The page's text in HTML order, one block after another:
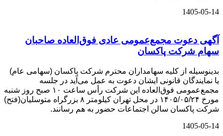
1405-05-14
آگهی دعوت مجمع‌عمومی عادی فوق‌العاده صاحبان
سهام شرکت پاكسان
بدینوسیله از کلیه سهامداران محترم شرکت پاکسان (سهامی عام)
یا نمایندگان قانونی ایشان دعوت به عمل می‌آید در جلسه
مجمع‌عمومی فوق‌العاده این شرکت رأس ساعت ۱۰ صبح روز شنبه
مورخ ۱۴۰۵/۰۵/۲۴ در محل تهران کیلومتر ۸ بزرگراه متوسلیان(فتح)
شرکت پاکسان سالن اجتماعات حضور به هم رسانند.
1405-05-14